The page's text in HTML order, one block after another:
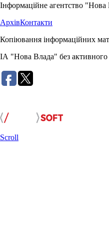
Інформаційне агентство "Нова
АрхівКонтакти
Копіювання інформаційних
ІА "Нова Влада" без
Scroll